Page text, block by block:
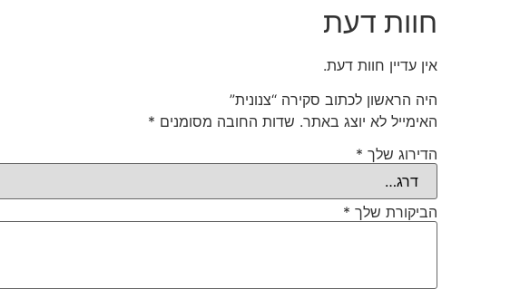
חוות דעת
אין עדיין חוות דעת.
היה הראשון לכתוב סקירה “צנונית”
האימייל לא יוצג באתר. שדות החובה מסומנים *
הדירוג שלך *
הביקורת שלך *